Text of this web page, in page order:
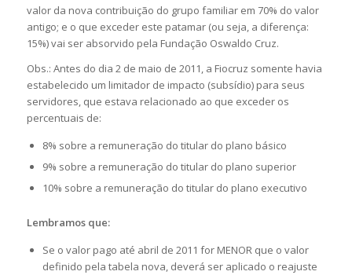
valor da nova contribuição do grupo familiar em 70% do valor
antigo; e o que exceder este patamar (ou seja, a diferença:
15%) vai ser absorvido pela Fundação Oswaldo Cruz.
Obs.: Antes do dia 2 de maio de 2011, a Fiocruz somente havia
estabelecido um limitador de impacto (subsídio) para seus
servidores, que estava relacionado ao que exceder os
percentuais de:
8% sobre a remuneração do titular do plano básico
9% sobre a remuneração do titular do plano superior
10% sobre a remuneração do titular do plano executivo
Lembramos que:
Se o valor pago até abril de 2011 for MENOR que o valor
definido pela tabela nova, deverá ser aplicado o reajuste